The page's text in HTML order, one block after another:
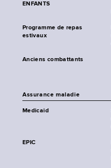
ENFANTS
Programme de repas
estivaux
Anciens combattants
Assurance maladie
Medicaid
EPIC